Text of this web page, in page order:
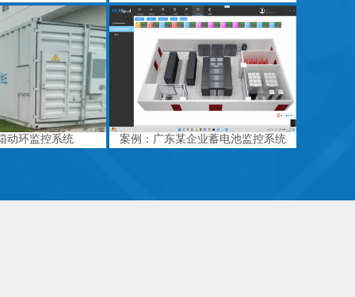
动环监控系统 案例：广东某企业蓄电池监控系统